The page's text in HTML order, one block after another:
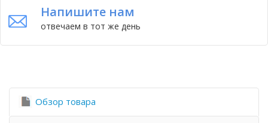
Напишите нам
отвечаем в тот же день
Обзор товара